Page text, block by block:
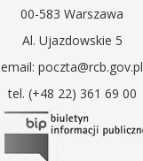
00-583 Warszawa
Al. Ujazdowskie 5
email: poczta@rcb.gov.pl
tel. (+48 22) 361 69 00